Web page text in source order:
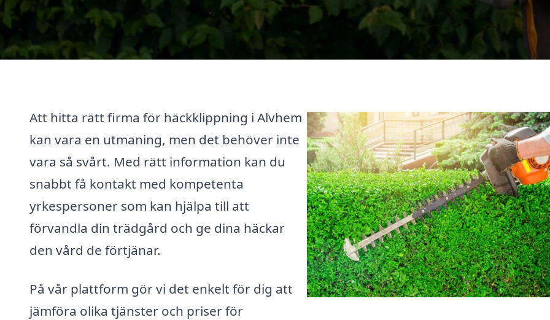
Att hitta rätt firma för häckklippning i Alvhem
kan vara en utmaning, men det behöver inte
vara så svårt. Med rätt information kan du
snabbt få kontakt med kompetenta
yrkespersoner som kan hjälpa till att
förvandla din trädgård och ge dina häckar
den vård de förtjänar.
På vår plattform gör vi det enkelt för dig att
jämföra olika tjänster och priser för